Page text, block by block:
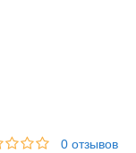
0 отзывов